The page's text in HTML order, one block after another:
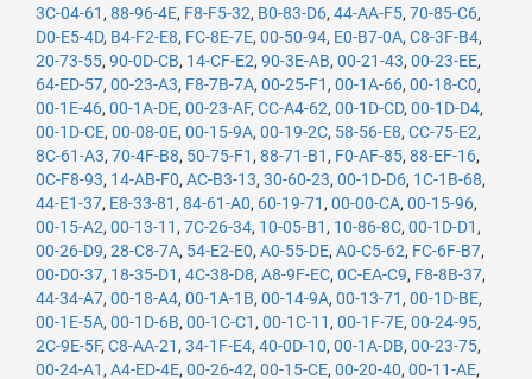
3C-04-61 , 88-96-4E, F8-F5-32, B0-83-D6, 44-AA-F5, 70-85-C6,
D0-E5-4D, B4-F2-E8, FC-8E-7E, 00-50-94, E0-B7-0A, C8-3F-B4,
20-73-55, 90-0D-CB, 14-CF-E2, 90-3E-AB, 00-21-43, 00-23-EE,
64-ED-57, 00-23-A3, F8-7B-7A, 00-25-F1 , 00-1A-66, 00-18-C0,
00-1E-46, 00-1A-DE, 00-23-AF, CC-A4-62, 00-1D-CD, 00-1D-D4,
00-1D-CE, 00-08-0E, 00-15-9A, 00-19-2C, 58-56-E8, CC-75-E2,
8C-61-A3, 70-4F-B8, 50-75-F1 , 88-71-B1 , F0-AF-85, 88-EF-16,
0C-F8-93, 14-AB-F0, AC-B3-13, 30-60-23, 00-1D-D6, 1C-1B-68,
44-E1-37, E8-33-81 , 84-61-A0, 60-19-71 , 00-00-CA, 00-15-96,
00-15-A2, 00-13-11 , 7C-26-34, 10-05-B1 , 10-86-8C, 00-1D-D1 ,
00-26-D9, 28-C8-7A, 54-E2-E0, A0-55-DE, A0-C5-62, FC-6F-B7,
00-D0-37, 18-35-D1 , 4C-38-D8, A8-9F-EC, 0C-EA-C9, F8-8B-37,
44-34-A7, 00-18-A4, 00-1A-1B, 00-14-9A, 00-13-71 , 00-1D-BE,
00-1E-5A, 00-1D-6B, 00-1C-C1 , 00-1C-11 , 00-1F-7E, 00-24-95,
2C-9E-5F, C8-AA-21 , 34-1F-E4, 40-0D-10, 00-1A-DB, 00-23-75,
00-24-A1 , A4-ED-4E, 00-26-42, 00-15-CE, 00-20-40, 00-11-AE,